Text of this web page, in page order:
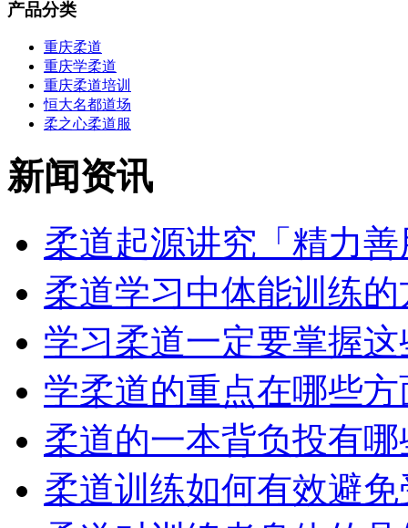
产品分类
重庆柔道
重庆学柔道
重庆柔道培训
恒大名都道场
柔之心柔道服
新闻资讯
柔道起源讲究「精力善
柔道学习中体能训练的
学习柔道一定要掌握这
学柔道的重点在哪些方
柔道的一本背负投有
柔道训练如何有效避免